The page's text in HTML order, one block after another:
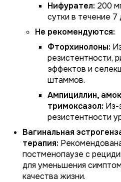
Нифурател: 200
сутки в течение 7
Не рекомендуются:
Фторхинолоны:
резистентности,
эффектов и
штаммов.
Ампициллин,
тримоксазол: Из-
резистентности
Вагинальная
терапия:
постменопаузе с
для уменьшения
качества жизни.